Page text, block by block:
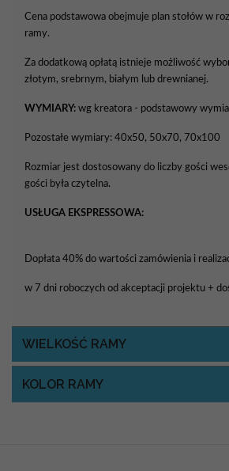
Cena podstawowa obejmuje plan stołów w
ramy.
Za dodatkową opłatą istnieje możliwość
złotym, srebrnym, białym lub drewnianej.
WYMIARY: wg kreatora - podstawowy
Pozostałe wymiary: 40x50, 50x70, 70x100
Rozmiar jest dostosowany do liczby gości
gości była czytelna.
USŁUGA EKSPRESSOWA:
Dopłata 40% do wartości zamówienia i
w 7 dni roboczych od akceptacji projektu +
WIELKOŚĆ RAMY
KOLOR RAMY